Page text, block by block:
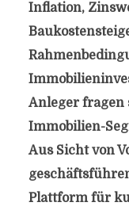
Inflation,
Anleger fragen
Immobilien-
Aus Sicht von
Plattform für